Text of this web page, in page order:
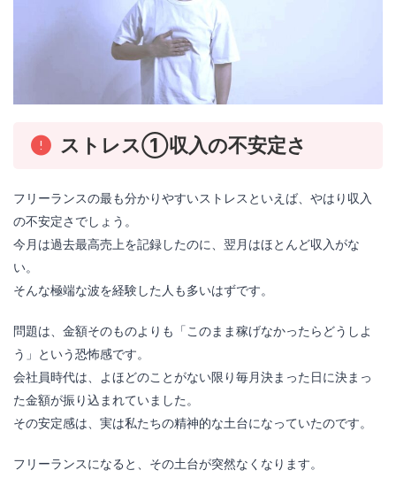
ストレス①収入の不安定さ
フリーランスの最も分かりやすいストレスといえば、やはり収入
の不安定さでしょう。
今月は過去最高売上を記録したのに、翌月はほとんど収入がな
い。
そんな極端な波を経験した人も多いはずです。
問題は、金額そのものよりも「このまま稼げなかったらどうしよ
う」という恐怖感です。
会社員時代は、よほどのことがない限り毎月決まった日に決まっ
た金額が振り込まれていました。
その安定感は、実は私たちの精神的な土台になっていたのです。
フリーランスになると、その土台が突然なくなります。